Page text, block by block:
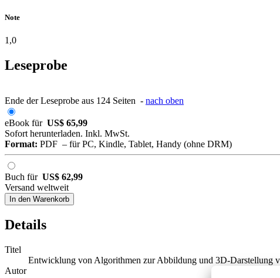
Note
1,0
Leseprobe
Ende der Leseprobe aus 124 Seiten - nach oben
eBook für US$ 65,99
Sofort herunterladen. Inkl. MwSt.
Format: PDF – für PC, Kindle, Tablet, Handy (ohne DRM)
Buch für US$ 62,99
Versand weltweit
In den Warenkorb
Details
Titel
Entwicklung von Algorithmen zur Abbildung und 3D-Darstellung
Autor